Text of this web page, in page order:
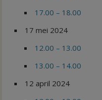
17.00 – 18.00
17 mei 2024
12.00 – 13.00
13.00 – 14.00
12 april 2024